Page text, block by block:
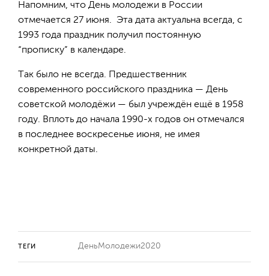
Напомним, что День молодежи в России
отмечается 27 июня. Эта дата актуальна всегда, с
1993 года праздник получил постоянную
“прописку” в календаре.
Так было не всегда. Предшественник
современного российского праздника — День
советской молодёжи — был учреждён ещё в 1958
году. Вплоть до начала 1990-х годов он отмечался
в последнее воскресенье июня, не имея
конкретной даты.
ТЕГИ ДеньМолодежи2020